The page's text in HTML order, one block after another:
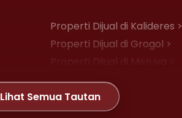
Properti Dijual di Kalideres >
Properti Dijual di Grogol >
Properti Dijual di Meruya >
Properti Dijual di Joglo >
Lihat Semua Tautan